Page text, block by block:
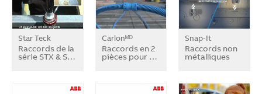
Star Teck
Raccords de la
série STX & S…
Carlonᴹᴰ
Raccords en 2
pièces pour …
Snap-It
Raccords non
métalliques